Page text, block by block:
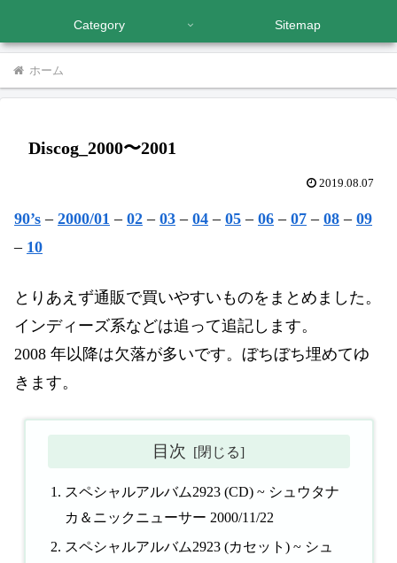
Category Sitemap
ホーム
Discog_2000〜2001
2019.08.07
90’s – 2000/01 – 02 – 03 – 04 – 05 – 06 – 07 – 08 – 09
– 10
とりあえず通販で買いやすいものをまとめました。
インディーズ系などは追って追記します。
2008 年以降は欠落が多いです。ぼちぼち埋めてゆ
きます。
目次
スペシャルアルバム2923 (CD) ~ シュウタナ
カ＆ニックニューサー 2000/11/22
スペシャルアルバム2923 (カセット) ~ シュ